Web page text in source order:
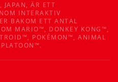
JAPAN, ÄR ETT
INTERAKTIV
BAKOM ETT ANTAL
MARIO™, DONKEY KONG™,
POKÉMON™, ANIMAL